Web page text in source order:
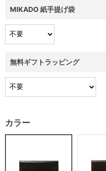
MIKADO 紙手提げ袋
無料ギフトラッピング
カラー